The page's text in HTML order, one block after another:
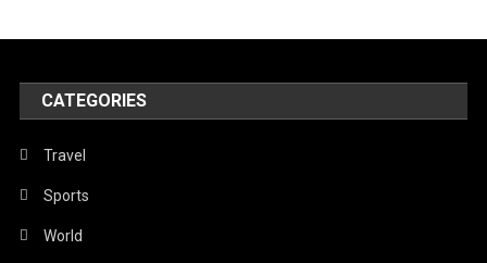
CATEGORIES
Travel
Sports
World